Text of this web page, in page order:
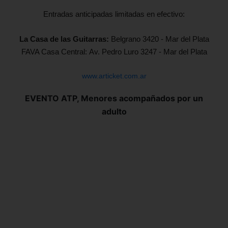
Entradas anticipadas limitadas en efectivo:
La Casa de las Guitarras: Belgrano 3420 - Mar del Plata
FAVA Casa Central: Av. Pedro Luro 3247 - Mar del Plata
www.articket.com.ar
EVENTO ATP, Menores acompañados por un
adulto